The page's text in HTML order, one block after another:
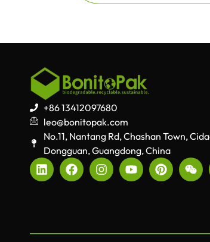
+86 13412097680
leo@bonitopak.com
No.11, Nantang Rd, Chashan Town,
Dongguan, Guangdong, China